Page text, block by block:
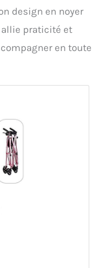
design en noyer
praticité et
en toute